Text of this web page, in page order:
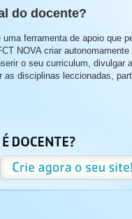
do docente?
ferramenta de apoio que
NOVA criar autonomamente
o seu curriculum, divulgar
as disciplinas leccionadas,